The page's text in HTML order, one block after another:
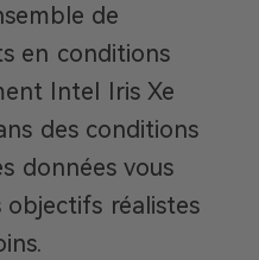
de
en conditions
Intel Iris Xe
des conditions
données vous
réalistes